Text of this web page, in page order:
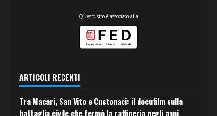
Questo sito è associato alla
ARTICOLI RECENTI
Tra Macari, San Vito e Custonaci: il docufilm sulla
battaglia civile che fermò la raffineria negli anni